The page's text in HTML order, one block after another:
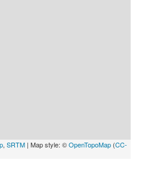
, SRTM | Map style: ©OpenTopoMap (CC-